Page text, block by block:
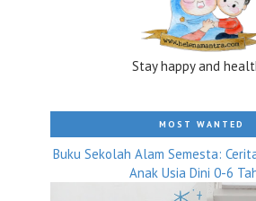
Stay happy and
MOST WANTED
Buku Sekolah Alam Semesta:
Anak Usia Dini 0-6